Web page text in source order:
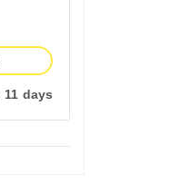
11 days